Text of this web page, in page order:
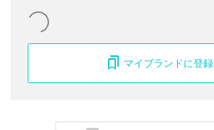
マイブランドに登録